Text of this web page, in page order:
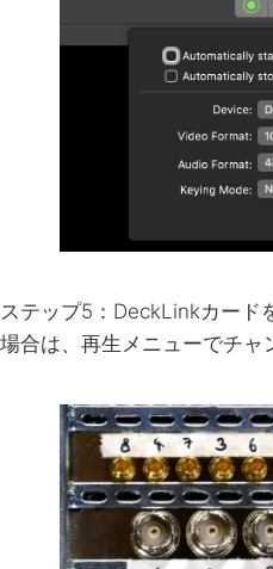
ステップ5：DeckLinkカード
場合は、再生メニューでチャ